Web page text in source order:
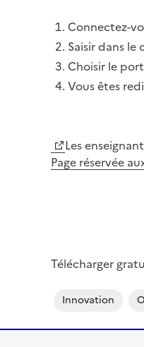
Connectez-
Saisir dans
Choisir le
Vous êtes
Les
Page réservée
Télécharger
Innovation